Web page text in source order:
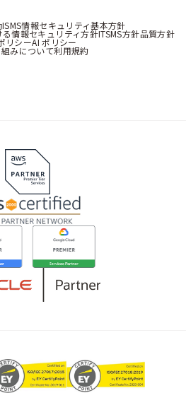
ISMS情報セキュリティ基本方針
情報セキュリティ方針ITSMS方針品質方針
リシーAI ポリシー
みについて利用規約